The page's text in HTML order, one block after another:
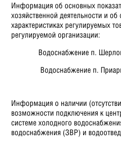
Информация об основных
хозяйственной деятельности и
характеристиках регулируемых
регулируемой организации:
Водоснабжение п.
Водоснабжение п.
Информация о наличии
возможности подключения к
системе холодного
водоснабжения (ЗВР) и